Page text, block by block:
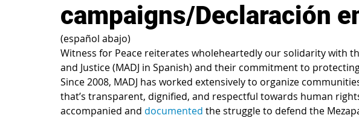
campaigns/Declaración
(español abajo)
Witness for Peace reiterates wholeheartedly our solidarity with
and Justice (MADJ in Spanish) and their commitment to
Since 2008, MADJ has worked extensively to organize
that’s transparent, dignified, and respectful towards human
accompanied and documented the struggle to defend the